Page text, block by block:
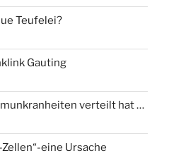
Teufelei?
Gauting
verteilt hat …
eine Ursache